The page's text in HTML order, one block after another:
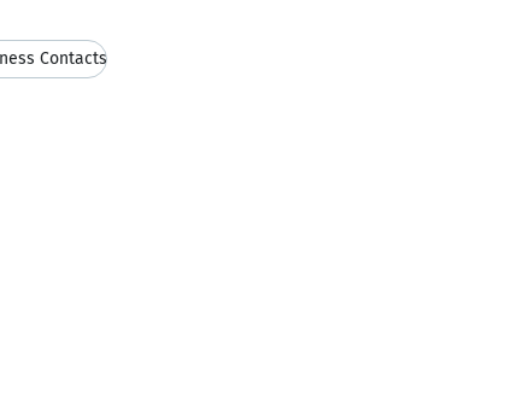
Contacts